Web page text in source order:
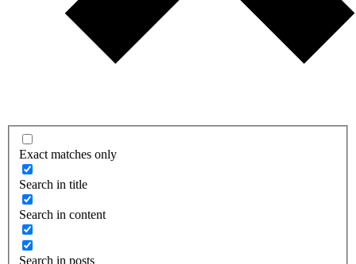
Exact matches only
Search in title
Search in content
Search in posts